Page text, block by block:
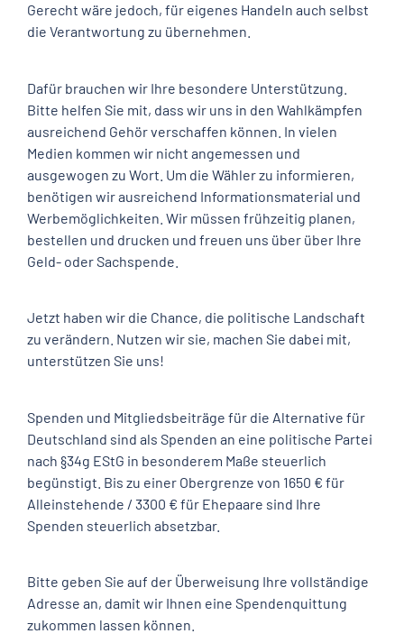
Gerecht wäre jedoch, für eigenes Handeln auch selbst
die Verantwortung zu übernehmen.
Dafür brauchen wir Ihre besondere Unterstützung.
Bitte helfen Sie mit, dass wir uns in den Wahlkämpfen
ausreichend Gehör verschaffen können. In vielen
Medien kommen wir nicht angemessen und
ausgewogen zu Wort. Um die Wähler zu informieren,
benötigen wir ausreichend Informationsmaterial und
Werbemöglichkeiten. Wir müssen frühzeitig planen,
bestellen und drucken und freuen uns über über Ihre
Geld- oder Sachspende.
Jetzt haben wir die Chance, die politische Landschaft
zu verändern. Nutzen wir sie, machen Sie dabei mit,
unterstützen Sie uns!
Spenden und Mitgliedsbeiträge für die Alternative für
Deutschland sind als Spenden an eine politische Partei
nach §34g EStG in besonderem Maße steuerlich
begünstigt. Bis zu einer Obergrenze von 1650 € für
Alleinstehende / 3300 € für Ehepaare sind Ihre
Spenden steuerlich absetzbar.
Bitte geben Sie auf der Überweisung Ihre vollständige
Adresse an, damit wir Ihnen eine Spendenquittung
zukommen lassen können.